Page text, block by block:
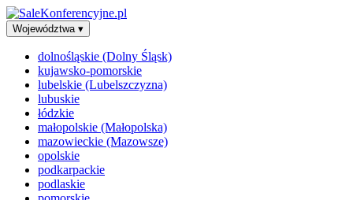
Województwa ▾
dolnośląskie (Dolny Śląsk)
kujawsko-pomorskie
lubelskie (Lubelszczyzna)
lubuskie
łódzkie
małopolskie (Małopolska)
mazowieckie (Mazowsze)
opolskie
podkarpackie
podlaskie